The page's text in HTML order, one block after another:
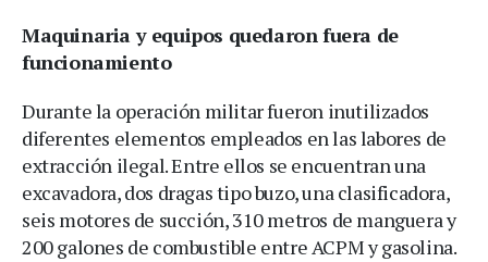
Maquinaria y equipos quedaron fuera de
funcionamiento
Durante la operación militar fueron inutilizados
diferentes elementos empleados en las labores de
extracción ilegal. Entre ellos se encuentran una
excavadora, dos dragas tipo buzo, una clasificadora,
seis motores de succión, 310 metros de manguera y
200 galones de combustible entre ACPM y gasolina.